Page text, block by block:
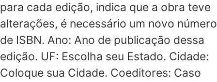
para cada edição, indica que a obra teve
alterações, é necessário um novo número
de ISBN. Ano: Ano de publicação dessa
edição. UF: Escolha seu Estado. Cidade:
Coloque sua Cidade. Coeditores: Caso